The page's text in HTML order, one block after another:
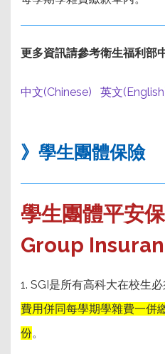
更多資訊請參考衛生福利部
中文(Chinese) 英文
》學生團體保險
學生團體平安
Group
1. SGI是所有高科大在校生
費用併同每學期學雜費一併
份。